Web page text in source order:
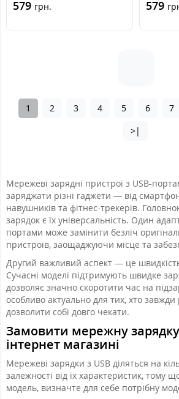
579 грн. 579
1 2 3 4 5 6 7
>|
Мережеві зарядні пристрої з USB-
заряджати різні гаджети — від
навушників та фітнес-трекерів.
зарядок є їх універсальність. Один
портами може замінити безліч
пристроїв, заощаджуючи місце та
Другий важливий аспект — це
Сучасні моделі підтримують швидке
дозволяє значно скоротити час на
особливо актуально для тих, хто завжди
дозволити собі довго чекати.
Замовити мережну зарядку
інтернет магазині
Мережеві зарядки з USB діляться на
залежності від їх характеристик, тому
модель, визначте для себе потрібну